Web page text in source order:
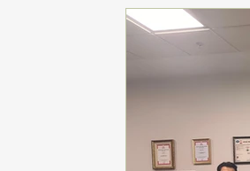
SAĞLIK KAYNAK
TOHUMLUKTAN